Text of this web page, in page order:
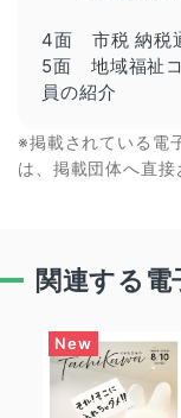
4面 市税 納税
5面 地域福祉
員の紹介
※掲載されている電
は、掲載団体へ直接
関連する電